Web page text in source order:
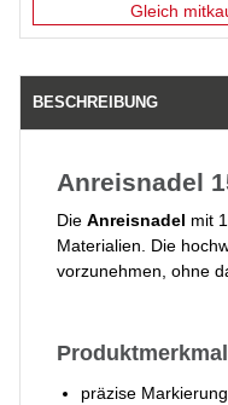
Gleich
BESCHREIBUNG
Anreisnadel
Die Anreisnadel mit
Materialien. Die
vorzunehmen, ohne
präzise